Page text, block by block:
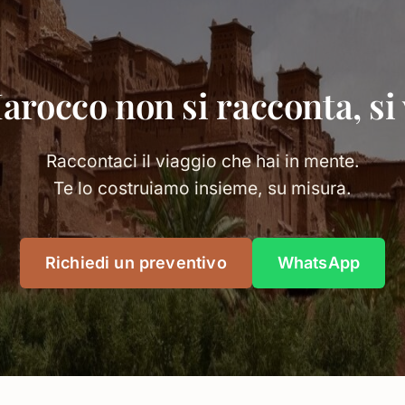
non si racconta, si
Raccontaci il viaggio che hai in mente.
Te lo costruiamo insieme, su misura.
Richiedi un preventivo WhatsApp